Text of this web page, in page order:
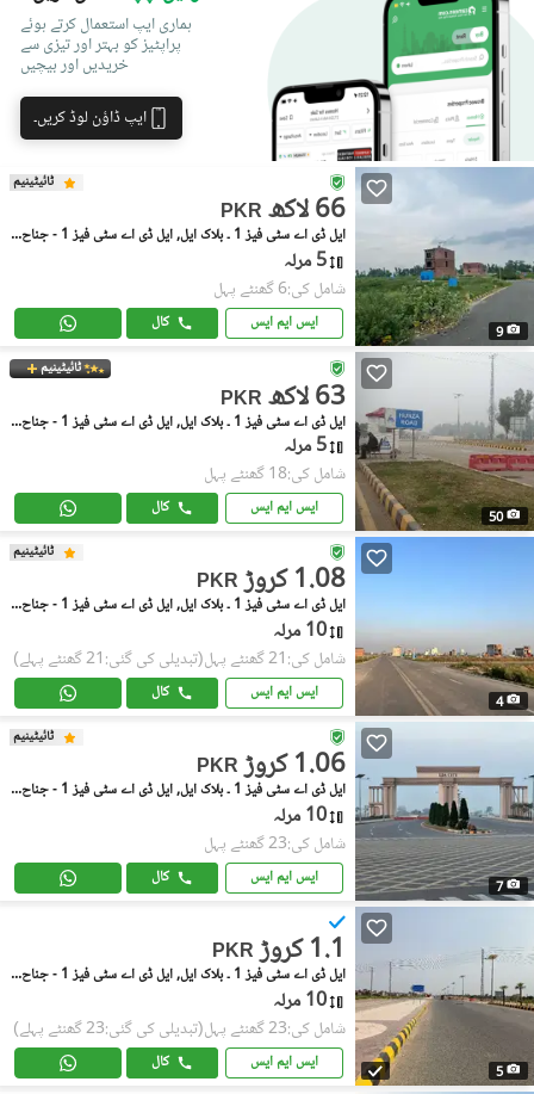
ہماری ایپ استعمال کرتے ہوئے
پراپٹیز کو بہتر اور تیزی سے
خریدیں اور بیچیں
ایپ ڈاؤن لوڈ کریں۔
9
ٹائیٹینیم
PKR 66 لاکھ
ایل ڈی اے سٹی فیز 1 ۔ بلاک ایل, ایل ڈی اے سٹی فیز 1 - جناح سیکٹر
5 مرلہ
شامل کی:6 گھنٹے پہل
ایس ایم ایس کال
50
ٹائیٹینیم
PKR 63 لاکھ
ایل ڈی اے سٹی فیز 1 ۔ بلاک ایل, ایل ڈی اے سٹی فیز 1 - جناح سیکٹر
5 مرلہ
شامل کی:18 گھنٹے پہل
ایس ایم ایس کال
4
ٹائیٹینیم
PKR 1.08 کروڑ
ایل ڈی اے سٹی فیز 1 ۔ بلاک ایل, ایل ڈی اے سٹی فیز 1 - جناح سیکٹر
10 مرلہ
شامل کی:21 گھنٹے پہل (تبدیلی کی گئی:21 گھنٹے پہلے)
ایس ایم ایس کال
7
ٹائیٹینیم
PKR 1.06 کروڑ
ایل ڈی اے سٹی فیز 1 ۔ بلاک ایل, ایل ڈی اے سٹی فیز 1 - جناح سیکٹر
10 مرلہ
شامل کی:23 گھنٹے پہل
ایس ایم ایس کال
5
PKR 1.1 کروڑ
ایل ڈی اے سٹی فیز 1 ۔ بلاک ایل, ایل ڈی اے سٹی فیز 1 - جناح سیکٹر
10 مرلہ
شامل کی:23 گھنٹے پہل (تبدیلی کی گئی:23 گھنٹے پہلے)
ایس ایم ایس کال